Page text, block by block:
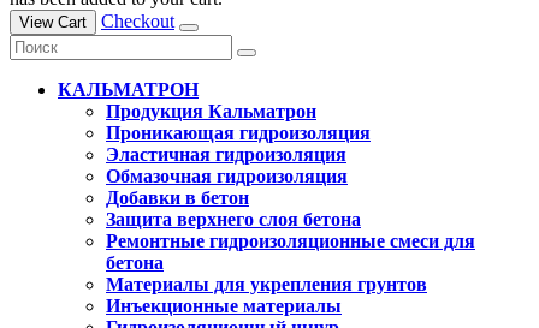
View Cart Checkout
КАЛЬМАТРОН
Продукция Кальматрон
Проникающая гидроизоляция
Эластичная гидроизоляция
Обмазочная гидроизоляция
Добавки в бетон
Защита верхнего слоя бетона
Ремонтные гидроизоляционные смеси для
бетона
Материалы для укрепления грунтов
Инъекционные материалы